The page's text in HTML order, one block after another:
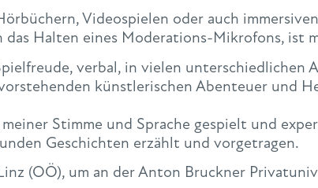
Videospielen oder auch
das Halten eines Moderations-Mikrofons, ist
verbal, in vielen unterschiedlichen
künstlerischen Abenteuer und
Stimme und Sprache gespielt und
Geschichten erzählt und vorgetragen.
(OÖ), um an der Anton Bruckner